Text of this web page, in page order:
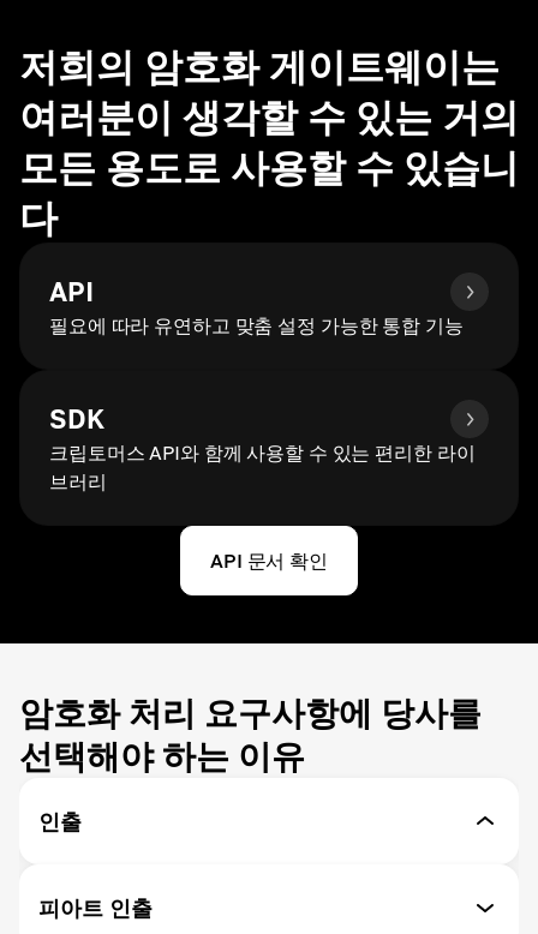
저희의 암호화 게이트웨이는
여러분이 생각할 수 있는 거의
모든 용도로 사용할 수 있습니
다
API
필요에 따라 유연하고 맞춤 설정 가능한 통합 기능
SDK
크립토머스 API와 함께 사용할 수 있는 편리한 라이
브러리
API 문서 확인
암호화 처리 요구사항에 당사를
선택해야 하는 이유
인출
편리한 자금 인출 - 크립토무스는 인출을 사용자 지정할
피아트 인출